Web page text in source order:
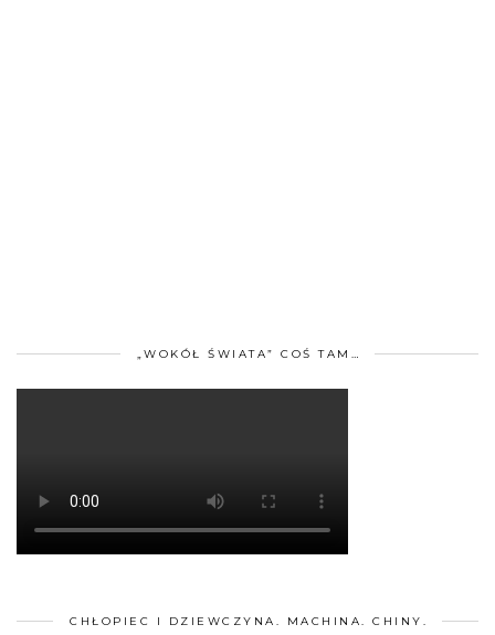
„WOKÓŁ ŚWIATA” COŚ TAM…
CHŁOPIEC I DZIEWCZYNA. MACHINA. CHINY.